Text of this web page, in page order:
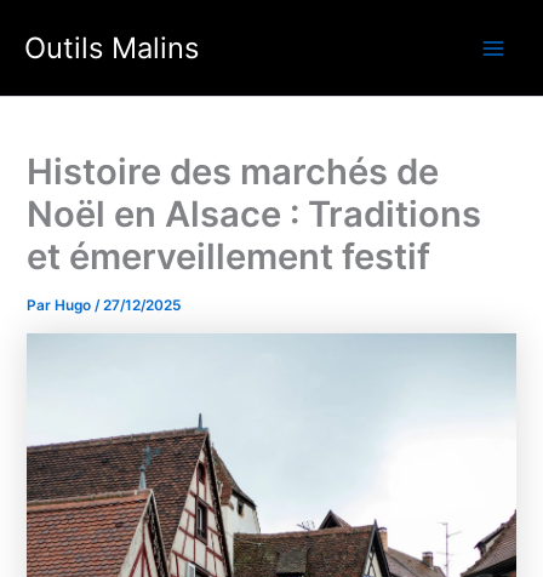
Outils Malins
Histoire des marchés de
Noël en Alsace : Traditions
et émerveillement festif
ParHugo /27/12/2025